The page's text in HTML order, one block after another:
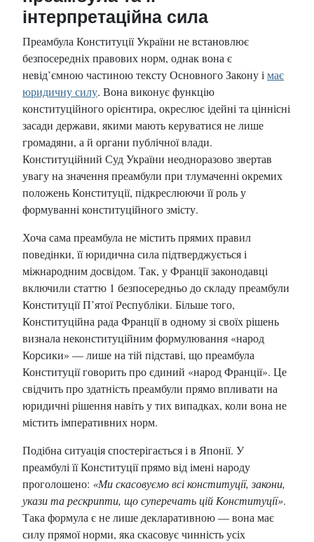
інтерпретаційна сила
Преамбула Конституції України не встановлює
безпосередніх правових норм, однак вона є
невід’ємною частиною тексту Основного Закону і має
юридичну силу. Вона виконує функцію
конституційного орієнтира, окреслює ідейні та ціннісні
засади держави, якими мають керуватися не лише
громадяни, а й органи публічної влади.
Конституційний Суд України неодноразово звертав
увагу на значення преамбули при тлумаченні окремих
положень Конституції, підкреслюючи її роль у
формуванні конституційного змісту.
Хоча сама преамбула не містить прямих правил
поведінки, її юридична сила підтверджується і
міжнародним досвідом. Так, у Франції законодавці
включили статтю 1 безпосередньо до складу преамбули
Конституції П’ятої Республіки. Більше того,
Конституційна рада Франції в одному зі своїх рішень
визнала неконституційним формулювання «народ
Корсики» — лише на тій підставі, що преамбула
Конституції говорить про єдиний «народ Франції». Це
свідчить про здатність преамбули прямо впливати на
юридичні рішення навіть у тих випадках, коли вона не
містить імперативних норм.
Подібна ситуація спостерігається і в Японії. У
преамбулі її Конституції прямо від імені народу
проголошено: «Ми скасовуємо всі конституції, закони,
укази та рескрипти, що суперечать цій Конституції».
Така формула є не лише декларативною — вона має
силу прямої норми, яка скасовує чинність усіх